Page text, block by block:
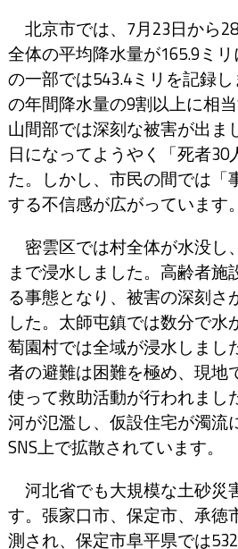
北京市では、7月23日から
全体の平均降水量が165.9ミ
の一部では543.4ミリを記録
の年間降水量の9割以上に相
山間部では深刻な被害が出ま
日になってようやく「死者30
た。しかし、市民の間では「
する不信感が広がっています。
密雲区では村全体が水没し
まで浸水しました。高齢者施
る事態となり、被害の深刻さ
した。太師屯鎮では数分で水
萄園村では全域が浸水しまし
者の避難は困難を極め、現地
使って救助活動が行われまし
河が氾濫し、仮設住宅が濁流
SNS上で拡散されています。
河北省でも大規模な土砂災
す。張家口市、保定市、承徳
測され、保定市阜平県では